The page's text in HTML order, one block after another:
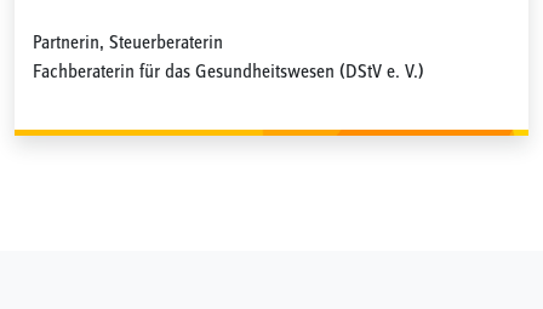
Partnerin, Steuerberaterin
Fachberaterin für das Gesundheitswesen (DStV e. V.)